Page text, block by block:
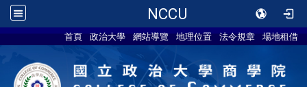
NCCU
首頁 政治大學 網站導覽 地理位置 法令規章 場地租借